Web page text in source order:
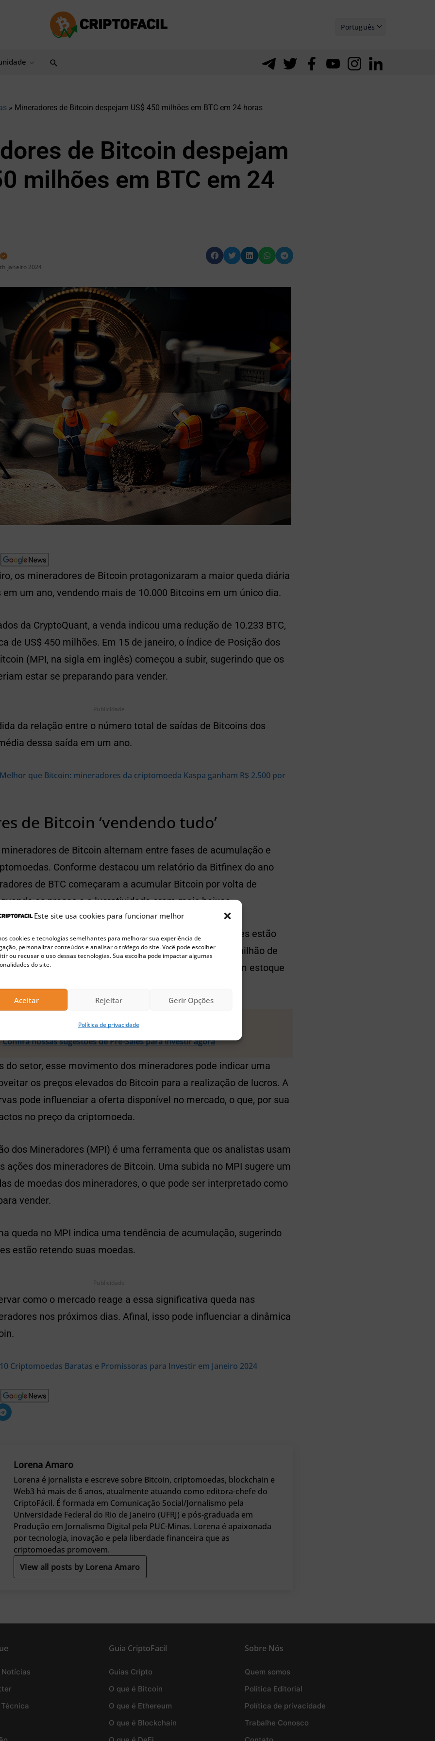
Este site usa cookies para funcionar melhor
cookies e tecnologias semelhantes para melhorar sua experiência de
personalizar conteúdos e analisar o tráfego do site. Você pode escolher
ou recusar o uso dessas tecnologias. Sua escolha pode impactar algumas
do site.
Aceitar Rejeitar Gerir Opções
Política de privacidade
Português
Pesquisar
» Mineradores de Bitcoin despejam US$ 450 milhões em BTC em 24 horas
de Bitcoin despejam
milhões em BTC em 24
janeiro 2024
os mineradores de Bitcoin protagonizaram a maior queda diária
um ano, vendendo mais de 10.000 Bitcoins em um único dia.
da CryptoQuant, a venda indicou uma redução de 10.233 BTC,
de US$ 450 milhões. Em 15 de janeiro, o Índice de Posição dos
(MPI, na sigla em inglês) começou a subir, sugerindo que os
estar se preparando para vender.
Publicidade
da relação entre o número total de saídas de Bitcoins dos
dessa saída em um ano.
Melhor que Bitcoin: mineradores da criptomoeda Kaspa ganham R$ 2.500 por
de Bitcoin ‘vendendo tudo’
de Bitcoin alternam entre fases de acumulação e
Conforme destacou um relatório da Bitfinex do ano
de BTC começaram a acumular Bitcoin por volta de
os preços e a lucratividade eram mais baixos.
revelam que as reservas de Bitcoins dos mineradores estão
mais baixos desde julho de 2021, totalizando 1,83 milhão de
diminuição, o total de Bitcoins ainda representa um estoque
em aproximadamente US$ 78 bilhões.
🚀 Buscando a próxima moeda 100x?
Confira nossas sugestões de Pre-Sales para investir agora
do setor, esse movimento dos mineradores pode indicar uma
os preços elevados do Bitcoin para a realização de lucros. A
pode influenciar a oferta disponível no mercado, o que, por sua
no preço da criptomoeda.
dos Mineradores (MPI) é uma ferramenta que os analistas usam
ações dos mineradores de Bitcoin. Uma subida no MPI sugere um
de moedas dos mineradores, o que pode ser interpretado como
vender.
queda no MPI indica uma tendência de acumulação, sugerindo
estão retendo suas moedas.
Publicidade
como o mercado reage a essa significativa queda nas
nos próximos dias. Afinal, isso pode influenciar a dinâmica
10 Criptomoedas Baratas e Promissoras para Investir em Janeiro 2024
Lorena Amaro
Lorena é jornalista e escreve sobre Bitcoin, criptomoedas, blockchain e
Web3 há mais de 6 anos, atualmente atuando como editora-chefe do
CriptoFácil. É formada em Comunicação Social/Jornalismo pela
Universidade Federal do Rio de Janeiro (UFRJ) e pós-graduada em
Produção em Jornalismo Digital pela PUC-Minas. Lorena é apaixonada
por tecnologia, inovação e pela liberdade financeira que as
criptomoedas promovem.
View all posts by Lorena Amaro
Guia CriptoFacil
Guias Cripto
O que é Bitcoin
O que é Ethereum
O que é Blockchain
Sobre Nós
Quem somos
Politica Editorial
Política de privacidade
Trabalhe Conosco